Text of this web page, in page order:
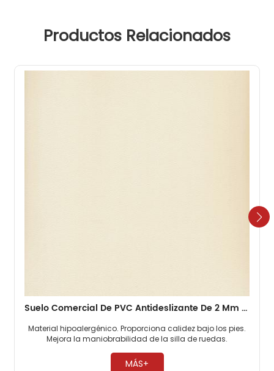
Productos Relacionados
Suelo Comercial De PVC Antideslizante De 2 Mm Para Oficinas
Material hipoalergénico. Proporciona calidez bajo los pies.
Mejora la maniobrabilidad de la silla de ruedas. ​
MÁS+